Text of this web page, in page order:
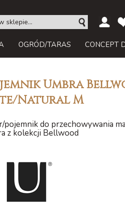
OGRÓD/TARAS CONCEPT
Umbra
Natural M
do przechowywania
z kolekcji Bellwood